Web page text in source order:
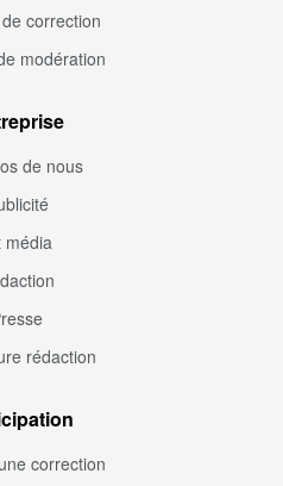
correction
modération
de nous
média
rédaction
correction